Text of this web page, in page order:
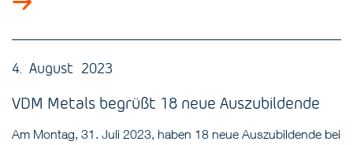
4. August 2023
VDM Metals begrüßt 18 neue Auszubildende
Am Montag, 31. Juli 2023, haben 18 neue Auszubildende bei